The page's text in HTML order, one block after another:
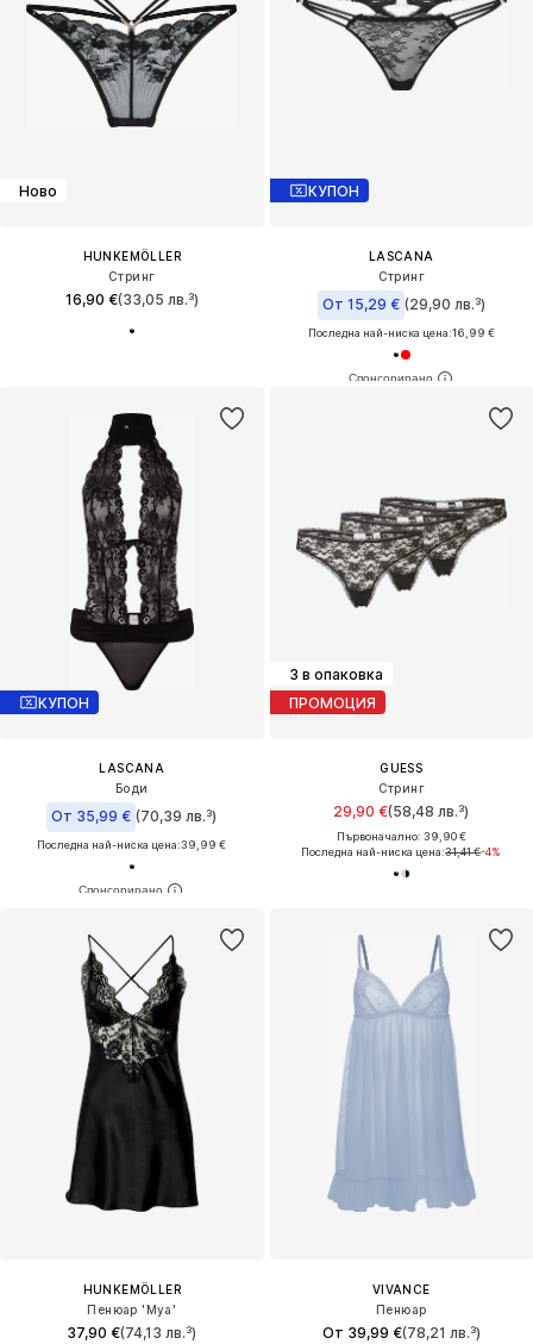
Ново
HUNKEMÖLLER
Стринг
16,90 €(33,05 лв.³)
КУПОН
LASCANA
Стринг
От 15,29 € (29,90 лв.³)
Последна най-ниска цена:16,99 €
КУПОН
LASCANA
Боди
От 35,99 € (70,39 лв.³)
Последна най-ниска цена:39,99 €
3 в опаковка
ПРОМОЦИЯ
GUESS
Стринг
29,90 €(58,48 лв.³)
Първоначално: 39,90 €
Последна най-ниска цена:31,41 €-4%
HUNKEMÖLLER
Пенюар 'Mya'
37,90 €(74,13 лв.³)
VIVANCE
Пенюар
От 39,99 €(78,21 лв.³)